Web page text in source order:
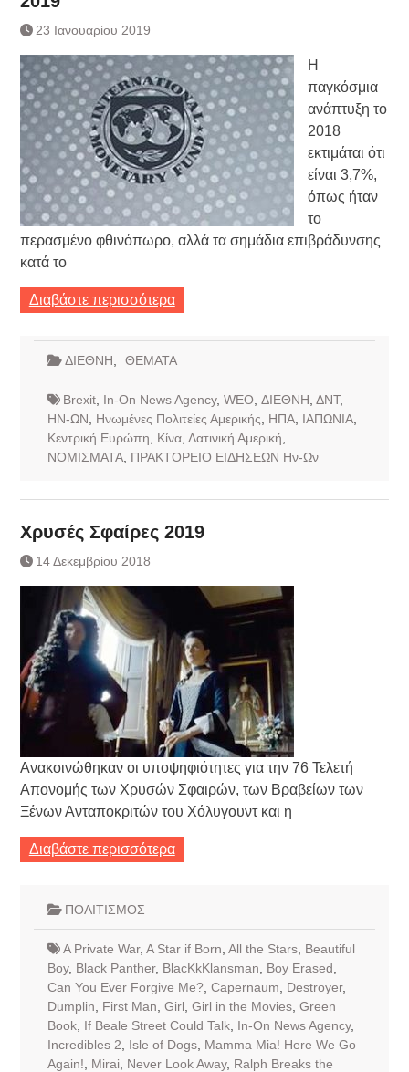
Τραπεζογραμματίων 7-3-2019
Ημερήσιο Δελτίο Τιμών
Συναλλάγματος &
Τραπεζογραμματίων 4-3-2019
Κάθοδος αγροτών
Δικαιοσύνη
23 Ιανουαρίου 2019
Η
παγκόσμια
ανάπτυξη το
2018
εκτιμάται ότι
είναι 3,7%,
όπως ήταν
το
περασμένο φθινόπωρο, αλλά τα σημάδια επιβράδυνσης
κατά το
Διαβάστε περισσότερα
ΔΙΕΘΝΗ ΘΕΜΑΤΑ
Brexit, In-On News Agency, WEO ΔΙΕΘΝΗ ΔΝΤ,
ΗΝ-ΩΝ
Ηνωμένες Πολιτείες Αμερικής ΗΠΑ, ΙΑΠΩΝΙΑ,
Κεντρική Ευρώπη
Κίνα, Λατινική Αμερική
ΝΟΜΙΣΜΑΤΑ, ΠΡΑΚΤΟΡΕΙΟ ΕΙΔΗΣΕΩΝ Ην-Ων
Χρυσές Σφαίρες 2019
14 Δεκεμβρίου 2018
Ανακοινώθηκαν οι υποψηφιότητες για την 76 Τελετή
Απονομής των Χρυσών Σφαιρών, των Βραβείων των
Ξένων Ανταποκριτών του Χόλυγουντ και η
Διαβάστε περισσότερα
ΠΟΛΙΤΙΣΜΟΣ
A Private War, A Star if Born All the Stars, Beautiful
Boy, Black Panther, BlacKkKlansman Boy Erased
Can You Ever Forgive Me?, Capernaum Destroyer,
Dumplin
First Man Girl Girl in the Movies, Green
Book, If Beale Street Could Talk, In-On News Agency,
Incredibles 2
Isle of Dogs, Mamma Mia! Here We Go
Again!
Mirai Never Look Away, Ralph Breaks the